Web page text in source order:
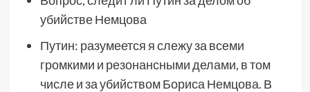
убийстве Немцова
Путин: разумеется я слежу за всеми
громкими и резонансными делами, в том
числе и за убийством Бориса Немцова. В